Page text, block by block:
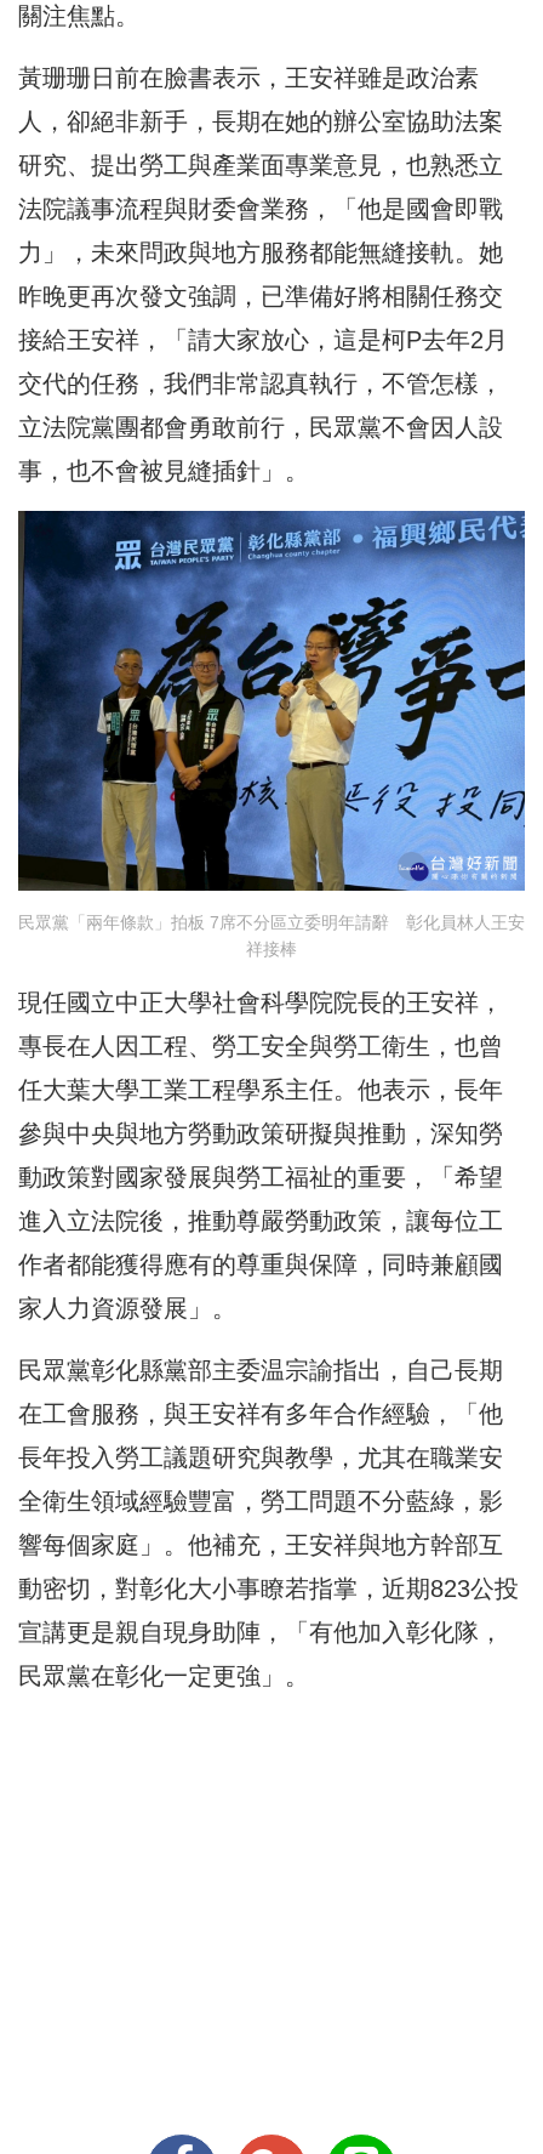
關注焦點。
黃珊珊日前在臉書表示，王安祥雖是政治素
人，卻絕非新手，長期在她的辦公室協助法案
研究、提出勞工與產業面專業意見，也熟悉立
法院議事流程與財委會業務，「他是國會即戰
力」，未來問政與地方服務都能無縫接軌。她
昨晚更再次發文強調，已準備好將相關任務交
接給王安祥，「請大家放心，這是柯P去年2月
交代的任務，我們非常認真執行，不管怎樣，
立法院黨團都會勇敢前行，民眾黨不會因人設
事，也不會被見縫插針」。
民眾黨「兩年條款」拍板 7席不分區立委明年請辭 彰化員林人王安
祥接棒
現任國立中正大學社會科學院院長的王安祥，
專長在人因工程、勞工安全與勞工衛生，也曾
任大葉大學工業工程學系主任。他表示，長年
參與中央與地方勞動政策研擬與推動，深知勞
動政策對國家發展與勞工福祉的重要，「希望
進入立法院後，推動尊嚴勞動政策，讓每位工
作者都能獲得應有的尊重與保障，同時兼顧國
家人力資源發展」。
民眾黨彰化縣黨部主委温宗諭指出，自己長期
在工會服務，與王安祥有多年合作經驗，「他
長年投入勞工議題研究與教學，尤其在職業安
全衛生領域經驗豐富，勞工問題不分藍綠，影
響每個家庭」。他補充，王安祥與地方幹部互
動密切，對彰化大小事瞭若指掌，近期823公投
宣講更是親自現身助陣，「有他加入彰化隊，
民眾黨在彰化一定更強」。